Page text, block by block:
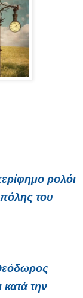
ρολόι
του
κατά την